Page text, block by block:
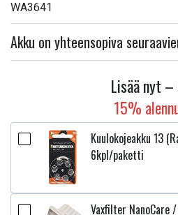
WA3641
Akku on yhteensopiva
Lisää nyt –
15%
Kuulokojeakku 13
6kpl/paketti
Vaxfilter NanoCare